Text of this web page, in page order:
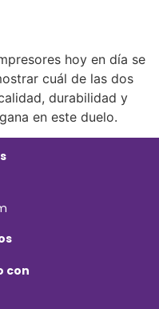
hoy en día se
cuál de las dos
durabilidad y
en este duelo.
con